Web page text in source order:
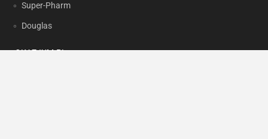
Super-Pharm
Douglas
OKAZJUM.PL